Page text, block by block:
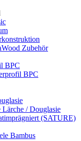
Zubehör
BPC
BPC
Lärche / Douglasie
(SATURE)
Bambus